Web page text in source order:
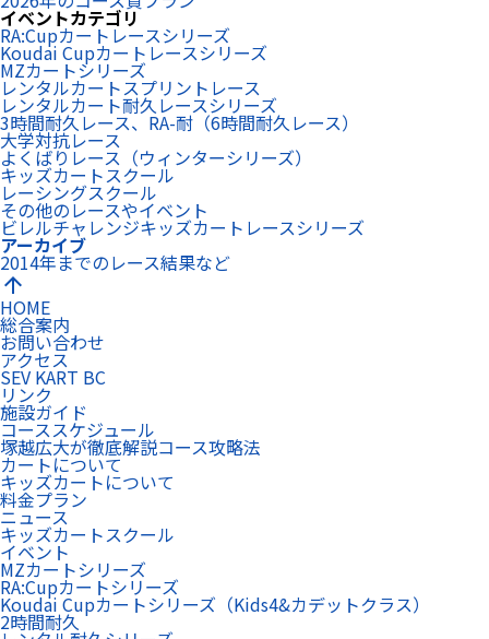
イベントカテゴリ
RA:Cupカートレースシリーズ
Koudai Cupカートレースシリーズ
MZカートシリーズ
レンタルカートスプリントレース
レンタルカート耐久レースシリーズ
3時間耐久レース、RA-耐（6時間耐久レース）
大学対抗レース
よくばりレース（ウィンターシリーズ）
キッズカートスクール
レーシングスクール
その他のレースやイベント
ビレルチャレンジキッズカートレースシリーズ
アーカイブ
2014年までのレース結果など
arrow_upward
HOME
総合案内
お問い合わせ
アクセス
SEV KART BC
リンク
施設ガイド
コーススケジュール
塚越広大が徹底解説コース攻略法
カートについて
キッズカートについて
料金プラン
ニュース
キッズカートスクール
イベント
MZカートシリーズ
RA:Cupカートシリーズ
Koudai Cupカートシリーズ（Kids4&カデットクラス）
2時間耐久